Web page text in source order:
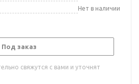
Нет в наличии
Под заказ
свяжутся с вами и уточнят